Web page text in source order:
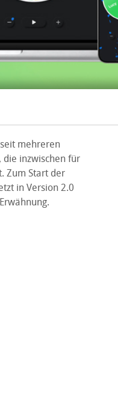
mehreren
inzwischen für
Zum Start der
in Version 2.0